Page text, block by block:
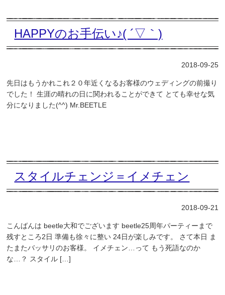
HAPPYのお手伝い♪( ´▽｀)
2018-09-25
先日はもうかれこれ２０年近くなるお客様のウェディングの前撮り
でした！ 生涯の晴れの日に関われることができて とても幸せな気
分になりました(^^) Mr.BEETLE
スタイルチェンジ＝イメチェン
2018-09-21
こんばんは beetle大和でございます beetle25周年パーティーまで
残すところ2日 準備も徐々に整い 24日が楽しみです。 さて本日 ま
たまたバッサリのお客様。 イメチェン…って もう死語なのか
な…？ スタイル […]